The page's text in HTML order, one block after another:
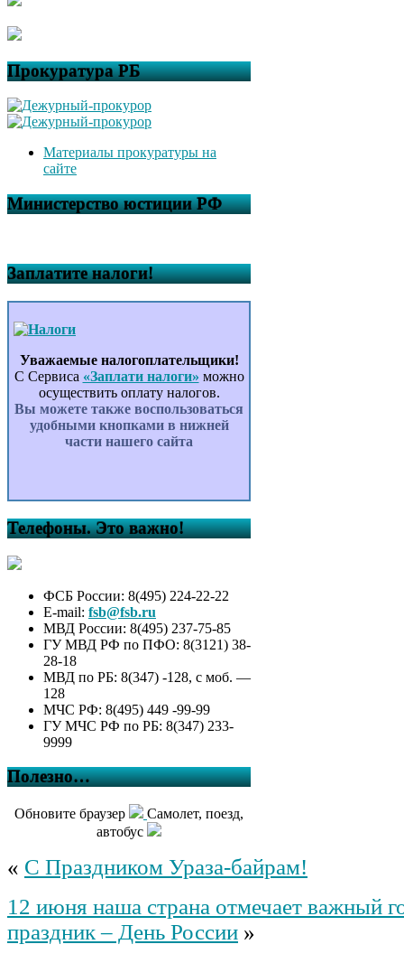
Прокуратура РБ
Материалы прокуратуры на
сайте
Министерство юстиции РФ
Заплатите налоги!
Уважаемые налогоплательщики!
С Сервиса «Заплати налоги» можно
осуществить оплату налогов.
Вы можете также воспользоваться
удобными кнопками в нижней
части нашего сайта
Телефоны. Это важно!
ФСБ России: 8(495) 224-22-22
E-mail: fsb@fsb.ru
МВД России: 8(495) 237-75-85
ГУ МВД РФ по ПФО: 8(3121) 38-
28-18
МВД по РБ: 8(347) -128, с моб. —
128
МЧС РФ: 8(495) 449 -99-99
ГУ МЧС РФ по РБ: 8(347) 233-
9999
Полезно…
Обновите браузер
Самолет, поезд,
автобус
« С Праздником Ураза-байрам!
12 июня наша страна отмечает важный
праздник – День России »